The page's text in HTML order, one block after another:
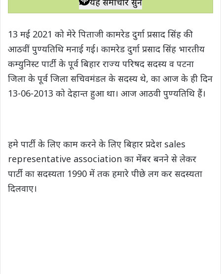
t
A
p
p
e
o
o
k
t
t
e
r
e
g
r
a
m
y
n
k
r
13 मई 2021 को मेरे पिताजी कामरेड दुर्गा प्रसाद सिंह की
आठवीं पुण्यतिथि मनाई गई। कामरेड दुर्गा प्रसाद सिंह भारतीय
कम्युनिस्ट पार्टी के पूर्व बिहार राज्य परिषद सदस्य व पटना
जिला के पूर्व जिला सचिवमंडल के सदस्य थे, का आज के ही दिन
13-06-2013 को देहान्त हुआ था। आज आठवी पुण्यतिथि हैं।
हमे पार्टी के लिए काम करने के लिए बिहार प्रदेश sales
representative association का मेंबर बनने से लेकर
पार्टी का सदस्यता 1990 में तक हमारे पीछे लग कर सदस्यता
दिलवाए।